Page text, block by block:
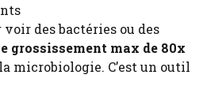
voir des bactéries ou des
grossissement max de 80x
microbiologie. C’est un outil